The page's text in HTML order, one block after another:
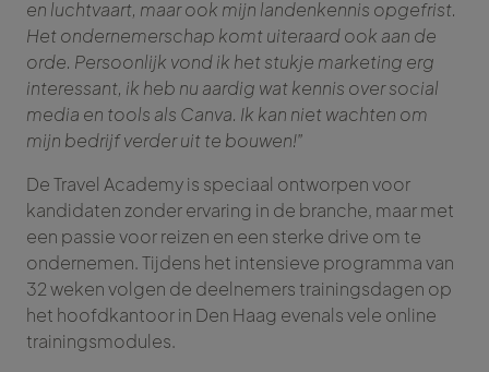
en luchtvaart, maar ook mijn landenkennis opgefrist.
Het ondernemerschap komt uiteraard ook aan de
orde. Persoonlijk vond ik het stukje marketing erg
interessant, ik heb nu aardig wat kennis over social
media en tools als Canva. Ik kan niet wachten om
mijn bedrijf verder uit te bouwen!”
De Travel Academy is speciaal ontworpen voor
kandidaten zonder ervaring in de branche, maar met
een passie voor reizen en een sterke drive om te
ondernemen. Tijdens het intensieve programma van
32 weken volgen de deelnemers trainingsdagen op
het hoofdkantoor in Den Haag evenals vele online
trainingsmodules.